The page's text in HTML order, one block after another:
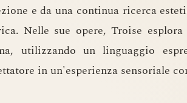
e da una continua ricerca
Nelle sue opere, Troise
utilizzando un linguaggio
in un'esperienza sensoriale